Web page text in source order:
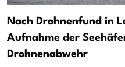
Nach Drohnenfund in
Aufnahme der
Drohnenabwehr